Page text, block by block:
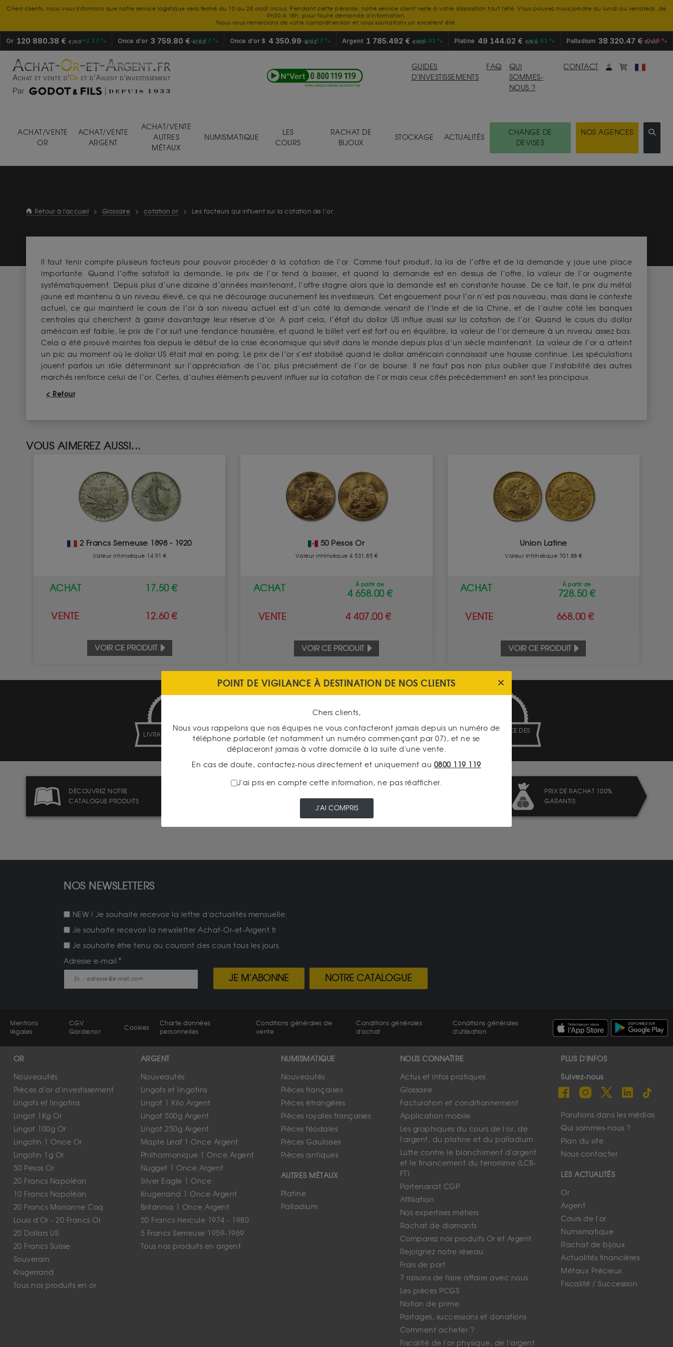
Chers clients, nous vous informons que notre service logistique sera fermé du 10 au 28 août inclus. Pendant cette période, notre service client reste à votre disposition tout l'été. Vous pouvez nous joindre du lundi au vendredi, de
9h30 à 18h, pour toute demande d'information.
Nous vous remercions de votre compréhension et vous souhaitons un excellent été.
Or 120 880.38 € €/KG +2.17 % Once d’or 3 759.80 €€/OZ
+2.17 % Once d’or $ 4 350.99$/OZ
+2.17 % Argent 1 785.492 € €/KG+4.03 % Platine 49 144.02 € €/KG+1.61 % Palladium 38 320.47 €€/KG
-0.18 %
GUIDES
D'INVESTISSEMENTS
FAQ
QUI
SOMMES-
NOUS ?
CONTACT Mon compte
monpanier
ACHAT/VENTE
OR
ACHAT/VENTE
ARGENT
ACHAT/VENTE
AUTRES
MÉTAUX
NUMISMATIQUE
LES
COURS
RACHAT DE
BIJOUX
STOCKAGE ACTUALITÉS
CHANGE DE
DEVISES
NOS AGENCES
Retour à l'accueil > Glossaire > cotation or > Les facteurs qui influent sur la cotation de l’or
Il faut tenir compte plusieurs facteurs pour pouvoir procéder à la cotation de l’or. Comme tout produit, la loi de l’offre et de la demande y joue une place
importante. Quand l’offre satisfait la demande, le prix de l’or tend à baisser, et quand la demande est en dessus de l’offre, la valeur de l’or augmente
systématiquement. Depuis plus d’une dizaine d’années maintenant, l’offre stagne alors que la demande est en constante hausse. De ce fait, le prix du métal
jaune est maintenu à un niveau élevé, ce qui ne décourage aucunement les investisseurs. Cet engouement pour l’or n’est pas nouveau, mais dans le contexte
actuel, ce qui maintient le cours de l’or à son niveau actuel est d’un côté la demande venant de l’Inde et de la Chine, et de l’autre côté les banques
centrales qui cherchent à garnir davantage leur réserve d’or. A part cela, l’état du dollar US influe aussi sur la cotation de l’or. Quand le cours du dollar
américain est faible, le prix de l’or suit une tendance haussière, et quand le billet vert est fort ou en équilibre, la valeur de l’or demeure à un niveau assez bas.
Cela a été prouvé maintes fois depuis le début de la crise économique qui sévit dans le monde depuis plus d’un siècle maintenant. La valeur de l’or a atteint
un pic au moment où le dollar US était mal en poing. Le prix de l’or s’est stabilisé quand le dollar américain connaissait une hausse continue. Les spéculations
jouent parfois un rôle déterminant sur l’appréciation de l’or, plus précisément de l’or de bourse. Il ne faut pas non plus oublier que l’instabilité des autres
marchés renforce celui de l’or. Certes, d’autres éléments peuvent influer sur la cotation de l’or mais ceux cités précédemment en sont les principaux.
< Retour
VOUS AIMEREZ AUSSI...
2 Francs Semeuse 1898 - 1920
Valeur intrinsèque 14.91 €
ACHAT 17.50 €
VENTE 12.60 €
VOIR CE PRODUIT
50 Pesos Or
Valeur intrinsèque 4 531.85 €
ACHAT À partir de
4 658.00 €
VENTE 4 407.00 €
VOIR CE PRODUIT
Union Latine
Valeur intrinsèque 701.88 €
ACHAT À partir de
728.50 €
VENTE 668.00 €
VOIR CE PRODUIT
LIVRAISON ASSURÉE PAIEMENT SECURISÉ
TRANSPARENCE DES
DÉCOUVREZ NOTRE
CATALOGUE PRODUITS
PRIX DE RACHAT 100%
GARANTIS
NOS NEWSLETTERS
NEW ! Je souhaite recevoir la lettre d'actualités mensuelle.
Je souhaite recevoir la newsletter Achat-Or-et-Argent.fr
Je souhaite être tenu au courant des cours tous les jours.
Adresse e-mail
JE M'ABONNE NOTRE CATALOGUE
Mentions
légales
CGV
Gardienor
Cookies
Charte données
personnelles
Conditions générales de
vente
Conditions générales
d'achat
Conditions générales
d'utilisation
OR
Nouveautés
Pièces d'or d'investissement
Lingots et lingotins
Lingot 1Kg Or
Lingot 100g Or
Lingotin 1 Once Or
Lingotin 1g Or
50 Pesos Or
20 Francs Napoléon
10 Francs Napoléon
20 Francs Marianne Coq
Louis d'Or - 20 Francs Or
20 Dollars US
20 Francs Suisse
Souverain
Krugerrand
Tous nos produits en or
ARGENT
Nouveautés
Lingots et lingotins
Lingot 1 Kilo Argent
Lingot 500g Argent
Lingot 250g Argent
Maple Leaf 1 Once Argent
Philharmonique 1 Once Argent
Nugget 1 Once Argent
Silver Eagle 1 Once
Krugerrand 1 Once Argent
Britannia 1 Once Argent
50 Francs Hercule 1974 - 1980
5 Francs Semeuse 1959-1969
Tous nos produits en argent
NUMISMATIQUE
Nouveautés
Pièces françaises
Pièces étrangères
Pièces royales françaises
Pièces féodales
Pièces Gauloises
Pièces antiques
AUTRES MÉTAUX
Platine
Palladium
NOUS CONNAÎTRE
Actus et infos pratiques
Glossaire
Facturation et conditionnement
Application mobile
Les graphiques du cours de l'or, de
l'argent, du platine et du palladium
Lutte contre le blanchiment d'argent
et le financement du terrorisme (LCB-
FT)
Partenariat CGP
Affiliation
Nos expertises métiers
Rachat de diamants
Comparez nos produits Or et Argent
Rejoignez notre réseau
Frais de port
7 raisons de faire affaire avec nous
Les pièces PCGS
Notion de prime
Partages, successions et donations
Comment acheter ?
Fiscalité de l'or physique, de l'argent
PLUS D'INFOS
Suivez-nous
Parutions dans les médias
Qui sommes-nous ?
Plan du site
Nous contacter
LES ACTUALITÉS
Or
Argent
Cours de l'or
Numismatique
Rachat de bijoux
Actualités financières
Métaux Précieux
Fiscalité / Succession
POINT DE VIGILANCE À DESTINATION DE NOS CLIENTS
Chers clients,
Nous vous rappelons que nos équipes ne vous contacteront jamais depuis un numéro de
téléphone portable (et notamment un numéro commençant par 07), et ne se
déplaceront jamais à votre domicile à la suite d'une vente.
En cas de doute, contactez-nous directement et uniquement au 0800 119 119
J'ai pris en compte cette information, ne pas réafficher.
J'AI COMPRIS